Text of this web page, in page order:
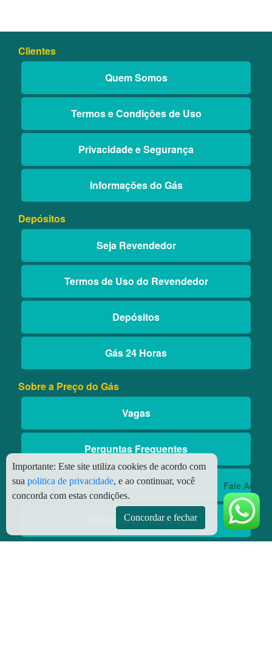
Fale Aqui
Clientes
Quem Somos
Termos e Condições de Uso
Privacidade e Segurança
Informações do Gás
Depósitos
Seja Revendedor
Termos de Uso do Revendedor
Depósitos
Gás 24 Horas
Sobre a Preço do Gás
Vagas
Perguntas Frequentes
Blog
Aniversário Premiado
Importante: Este site utiliza cookies de acordo com
sua politica de privacidade, e ao continuar, você
concorda com estas condições.
Concordar e fechar